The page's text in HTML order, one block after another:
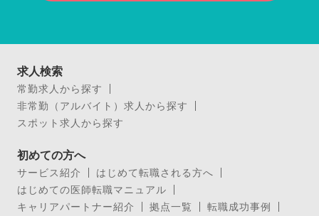
求人検索
常勤求人から探す
非常勤（アルバイト）求人から探す
スポット求人から探す
初めての方へ
サービス紹介
はじめて転職される方へ
はじめての医師転職マニュアル
キャリアパートナー紹介
拠点一覧
転職成功事例